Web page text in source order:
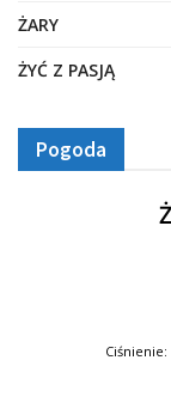
ŻARY
ŻYĆ Z PASJĄ
Pogoda
Ciśnienie: